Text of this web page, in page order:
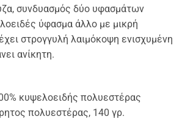
συνδυασμός δύο υφασμάτων
ύφασμα άλλο με μικρή
στρογγυλή λαιμόκοψη ενισχυμένη
ανίκητη.
κυψελοειδής πολυεστέρας
πολυεστέρας, 140 γρ.